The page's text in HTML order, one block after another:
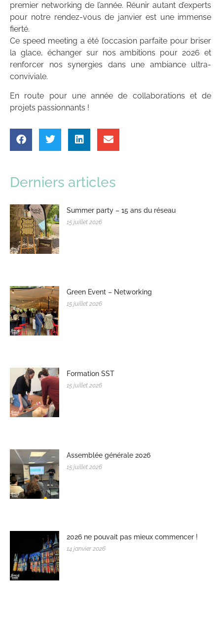
premier networking de l’année. Réunir autant d’experts
pour notre rendez-vous de janvier est une immense
fierté.
Ce speed meeting a été l’occasion parfaite pour briser
la glace, échanger sur nos ambitions pour 2026 et
renforcer nos synergies dans une ambiance ultra-
conviviale.
En route pour une année de collaborations et de
projets passionnants !
Derniers articles
Summer party – 15 ans du réseau
15 juillet 2026
Green Event – Networking
15 juillet 2026
Formation SST
15 juillet 2026
Assemblée générale 2026
15 juillet 2026
2026 ne pouvait pas mieux commencer !
14 janvier 2026